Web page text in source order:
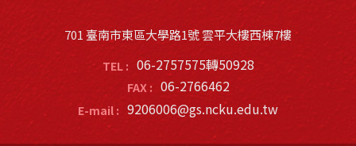
701 臺南市東區大學路1號 雲平大樓西棟7樓
TEL : 06-2757575轉50928
FAX : 06-2766462
E-mail : 9206006@gs.ncku.edu.tw